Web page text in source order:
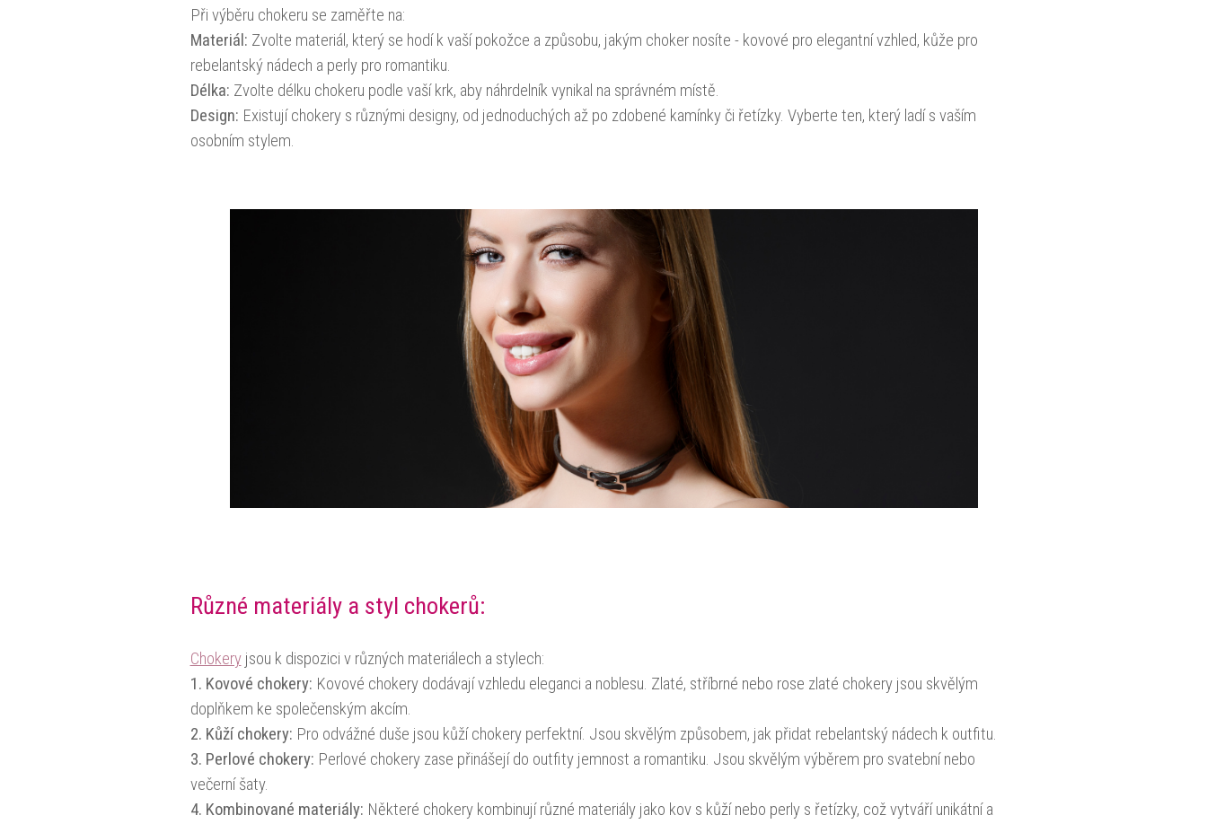
Při výběru chokeru se zaměřte na:
Materiál: Zvolte materiál, který se hodí k vaší pokožce a způsobu, jakým choker nosíte - kovové pro elegantní vzhled, kůže pro
rebelantský nádech a perly pro romantiku.
Délka: Zvolte délku chokeru podle vaší krk, aby náhrdelník vynikal na správném místě.
Design: Existují chokery s různými designy, od jednoduchých až po zdobené kamínky či řetízky. Vyberte ten, který ladí s vaším
osobním stylem.
Různé materiály a styl chokerů:
Chokeryjsou k dispozici v různých materiálech a stylech:
1. Kovové chokery: Kovové chokery dodávají vzhledu eleganci a noblesu. Zlaté, stříbrné nebo rose zlaté chokery jsou skvělým
doplňkem ke společenským akcím.
2. Kůží chokery: Pro odvážné duše jsou kůží chokery perfektní. Jsou skvělým způsobem, jak přidat rebelantský nádech k outfitu.
3. Perlové chokery: Perlové chokery zase přinášejí do outfity jemnost a romantiku. Jsou skvělým výběrem pro svatební nebo
večerní šaty.
4. Kombinované materiály: Některé chokery kombinují různé materiály jako kov s kůží nebo perly s řetízky, což vytváří unikátní a